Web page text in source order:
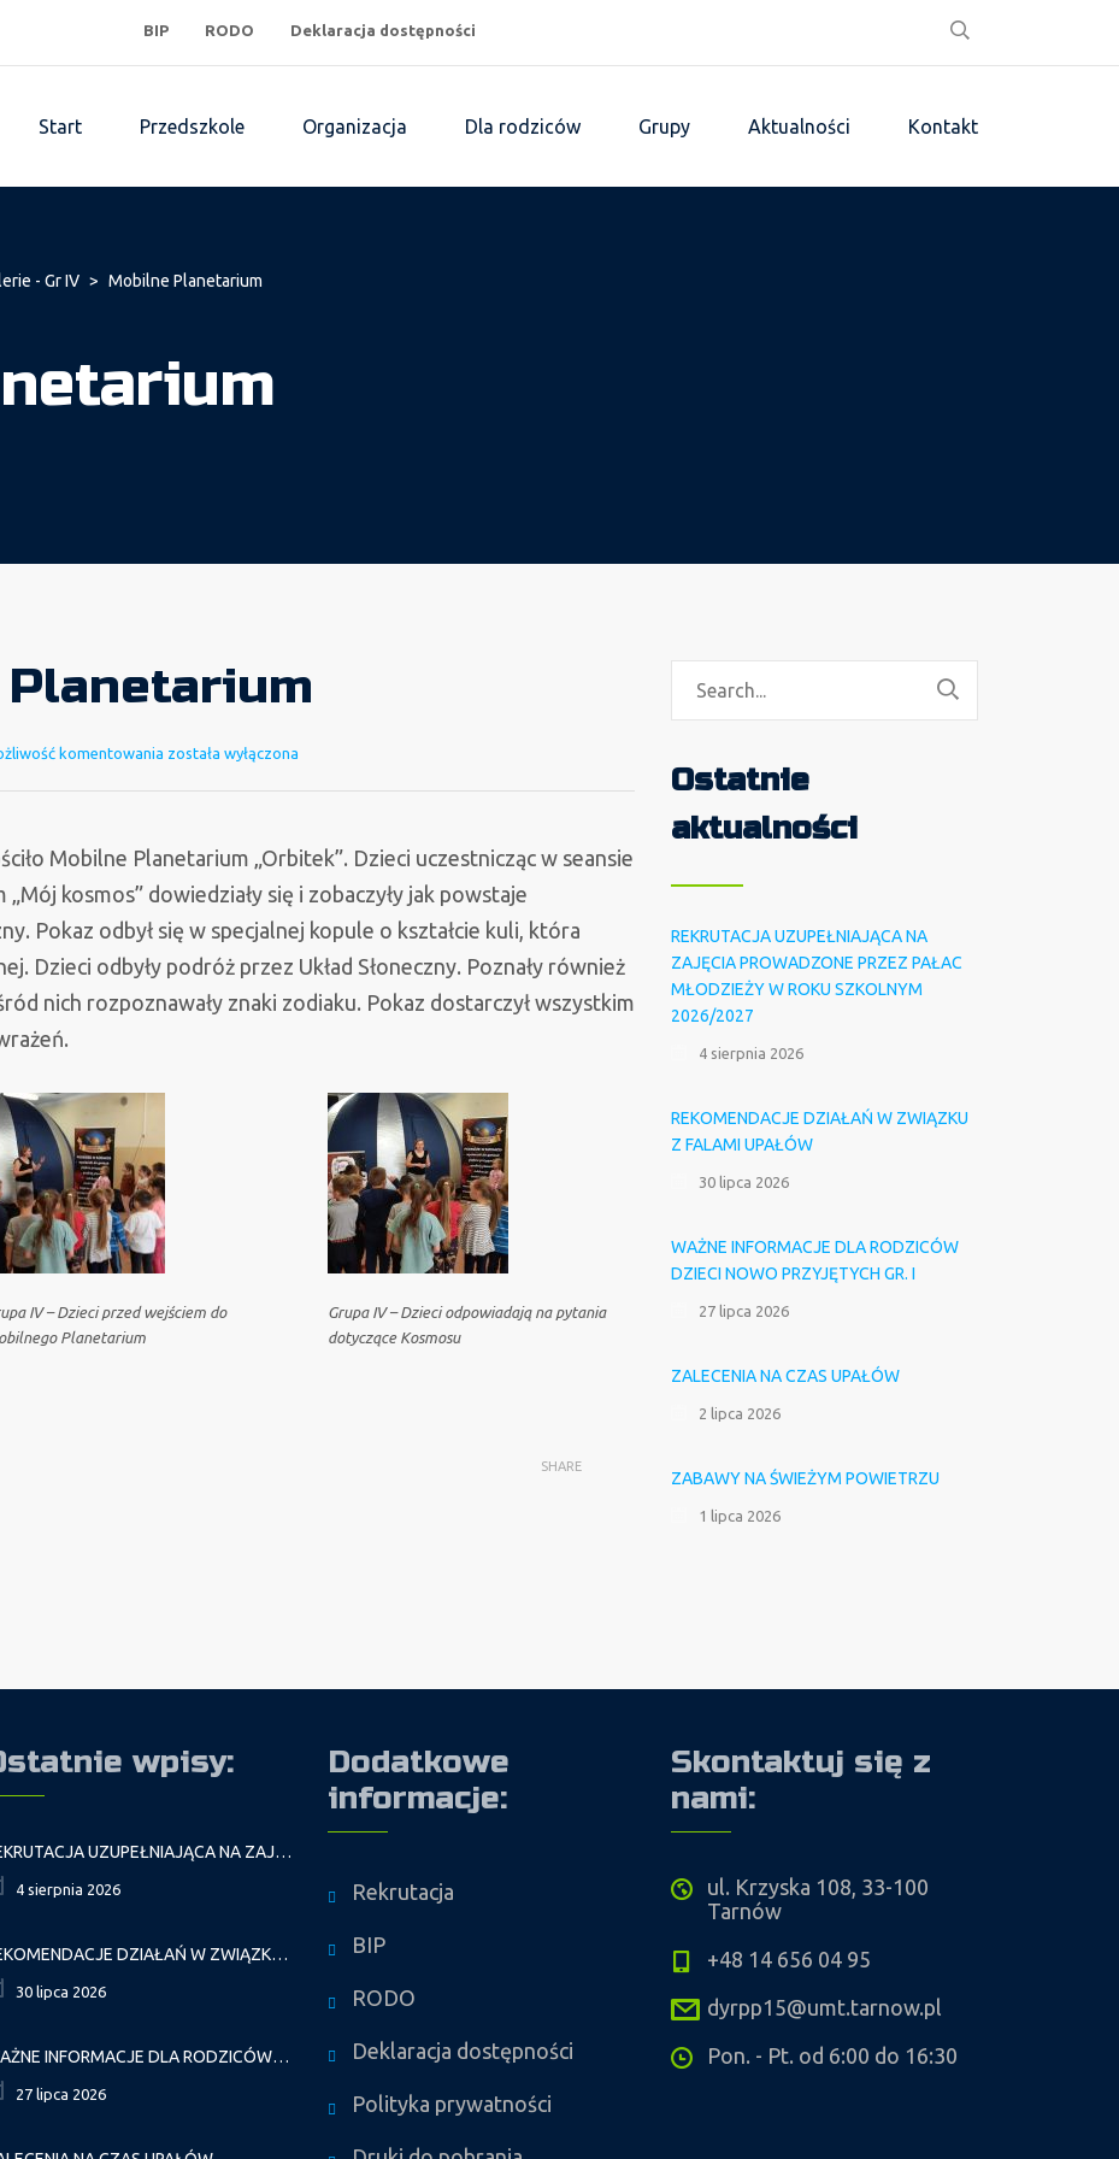
BIP RODO Deklaracja dostępności
Start Przedszkole Organizacja Dla rodziców Grupy Aktualności Kontakt
- Gr IV > Mobilne Planetarium
komentowania Mobilne
została wyłączona
Mobilne Planetarium „Orbitek”. Dzieci uczestnicząc w seansie
kosmos” dowiedziały się i zobaczyły jak powstaje
Pokaz odbył się w specjalnej kopule o kształcie kuli, która
Dzieci odbyły podróż przez Układ Słoneczny. Poznały również
nich rozpoznawały znaki zodiaku. Pokaz dostarczył wszystkim
IV – Dzieci przed wejściem do
Planetarium
Grupa IV – Dzieci odpowiadają na pytania
dotyczące Kosmosu
SHARE
Ostatnie
aktualności
REKRUTACJA UZUPEŁNIAJĄCA NA
ZAJĘCIA PROWADZONE PRZEZ PAŁAC
MŁODZIEŻY W ROKU SZKOLNYM
2026/2027
4 sierpnia 2026
REKOMENDACJE DZIAŁAŃ W ZWIĄZKU
Z FALAMI UPAŁÓW
30 lipca 2026
WAŻNE INFORMACJE DLA RODZICÓW
DZIECI NOWO PRZYJĘTYCH GR. I
27 lipca 2026
ZALECENIA NA CZAS UPAŁÓW
2 lipca 2026
ZABAWY NA ŚWIEŻYM POWIETRZU
1 lipca 2026
wpisy:
REKRUTACJA UZUPEŁNIAJĄCA NA ZAJĘCIA PROWADZONE PRZEZ PAŁAC MŁODZIEŻY W ROKU SZKOLNYM 2026/2027
4 sierpnia 2026
REKOMENDACJE DZIAŁAŃ W ZWIĄZKU Z FALAMI UPAŁÓW
30 lipca 2026
WAŻNE INFORMACJE DLA RODZICÓW DZIECI NOWO PRZYJĘTYCH GR. I
27 lipca 2026
Dodatkowe
informacje:
Rekrutacja
BIP
RODO
Deklaracja dostępności
Polityka prywatności
Skontaktuj się z
nami:
ul. Krzyska 108, 33-100
Tarnów
+48 14 656 04 95
dyrpp15@umt.tarnow.pl
Pon. - Pt. od 6:00 do 16:30